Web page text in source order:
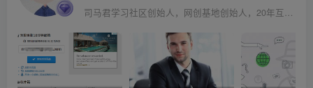
司马君学习社区创始人，网创基地创始人，20年互联网创业老兵！